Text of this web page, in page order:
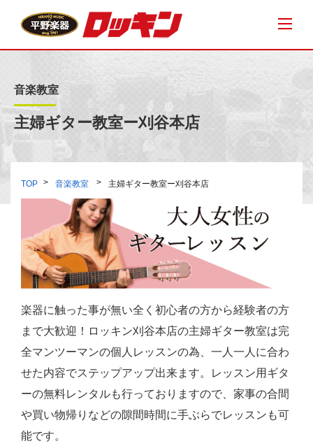
音楽教室
主婦ギター教室ー刈谷本店
TOP 音楽教室 主婦ギター教室ー刈谷本店
楽器に触った事が無い全く初心者の方から経験者の方
まで大歓迎！ロッキン刈谷本店の主婦ギター教室は完
全マンツーマンの個人レッスンの為、一人一人に合わ
せた内容でステップアップ出来ます。レッスン用ギタ
ーの無料レンタルも行っておりますので、家事の合間
や買い物帰りなどの隙間時間に手ぶらでレッスンも可
能です。